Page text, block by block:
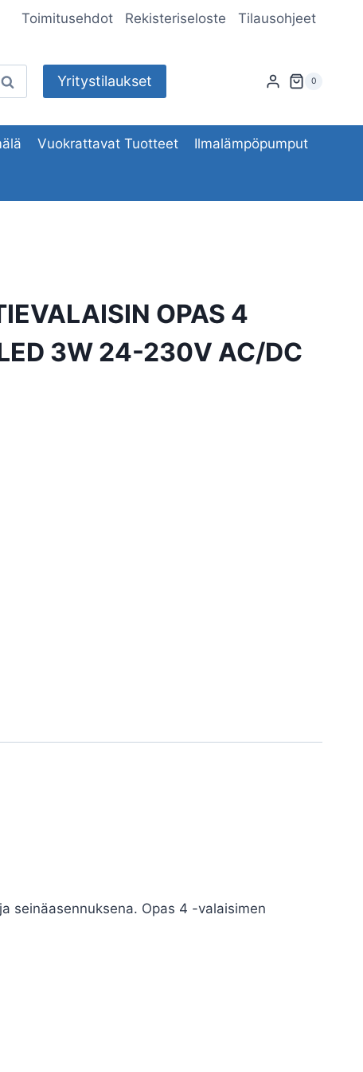
Toimitusehdot Rekisteriseloste Tilausohjeet
Haku Yritystilaukset 0
Vuokrattavat Tuotteet Ilmalämpöpumput
OPAS 4
3W 24-230V AC/DC
seinäasennuksena. Opas 4 -valaisimen